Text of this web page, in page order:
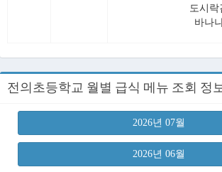
도시락
바나
전의초등학교 월별 급식 메뉴 조회 정
2026년 07월
2026년 06월